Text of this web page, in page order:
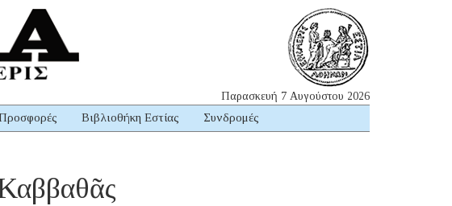
Παρασκευή 7 Αυγούστου 2026
Βιβλιοθήκη Εστίας Συνδρομές